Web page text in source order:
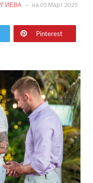
на 05 Март 2025
Pinterest